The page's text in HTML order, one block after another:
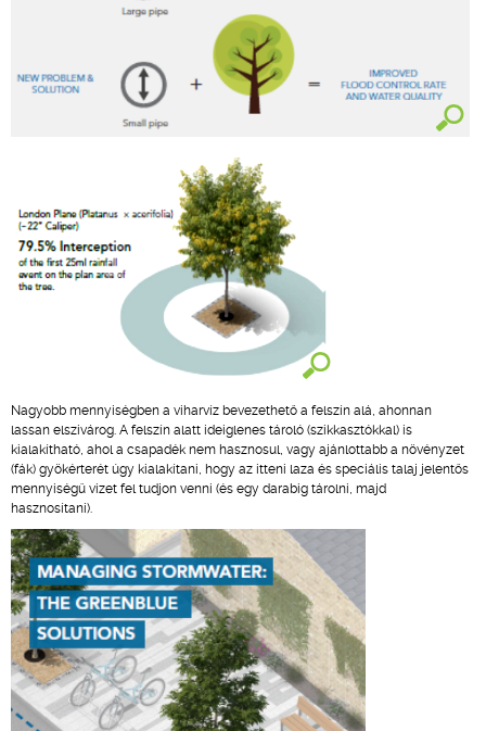
Nagyobb mennyiségben a viharvíz bevezethető a felszín alá, ahonnan
lassan elszivárog. A felszín alatt ideiglenes tároló (szikkasztókkal) is
kialakítható, ahol a csapadék nem hasznosul, vagy ajánlottabb a növényzet
(fák) gyökérterét úgy kialakítani, hogy az itteni laza és speciális talaj jelentős
mennyiségű vizet fel tudjon venni (és egy darabig tárolni, majd
hasznosítani).